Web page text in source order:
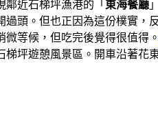
近石梯坪漁港的「 東海餐廳
頭。但也正因為這份樸實，
等候，但吃完後覺得很值得。
坪遊憩風景區。開車沿著花